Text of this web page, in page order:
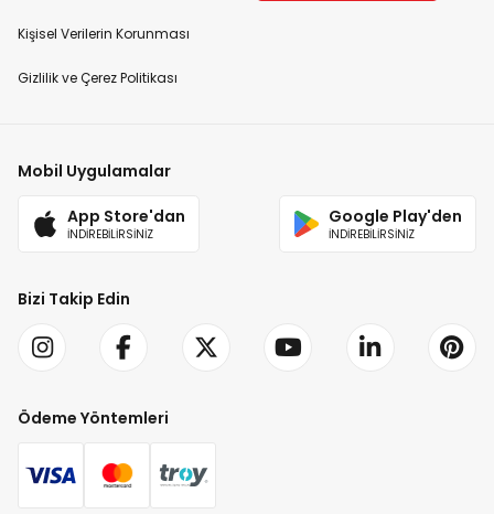
Kişisel Verilerin Korunması
Gizlilik ve Çerez Politikası
Mobil Uygulamalar
App Store'dan
İNDİREBİLİRSİNİZ
Google Play'den
İNDİREBİLİRSİNİZ
Bizi Takip Edin
Ödeme Yöntemleri